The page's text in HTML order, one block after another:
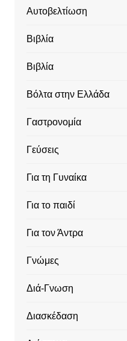
Αυτοβελτίωση
Βιβλία
Βιβλία
Βόλτα στην Ελλάδα
Γαστρονομία
Γεύσεις
Για τη Γυναίκα
Για το παιδί
Για τον Άντρα
Γνώμες
Διά-Γνωση
Διασκέδαση